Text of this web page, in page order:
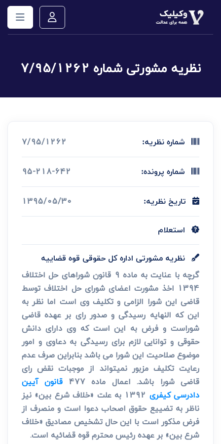
نظریه مشورتی شماره 7/95/1262
شماره نظریه: 7/95/1262
شماره پرونده: 95-218-642
تاریخ نظریه: 1395/05/30
استعلام
نظریه مشورتی اداره کل حقوقی قوه قضاییه
گرچه با عنایت به ماده 9 قانون شوراهای حل اختلاف
1394 اخذ مشورت اعضای شورای حل اختلاف توسط
قاضی این شورا الزامی و تکلیف وی است اما نظر به
این که النهایه رسیدگی و صدور رای بر عهده قاضی
شوراست و فرض به این است که وی دارای دانش
حقوقی و توانایی لازم برای رسیدگی به دعاوی و امور
موضوع صلاحیت این شورا می باشد بنابراین صرف عدم
رعایت تکلیف مزبور نمی­تواند از موجبات نقض رای
قاضی شورا باشد. اعمال ماده 477
قانون آیین
دادرسی کیفری
1392 به علت «خلاف شرع بین» نیز
ناظر به تضییع حقوق اصحاب دعوا است و منصرف از
فرض مذکور است با این حال تشخیص مصادیق «خلاف
شرع بین» بر عهده رئیس محترم قوه قضائیه است.